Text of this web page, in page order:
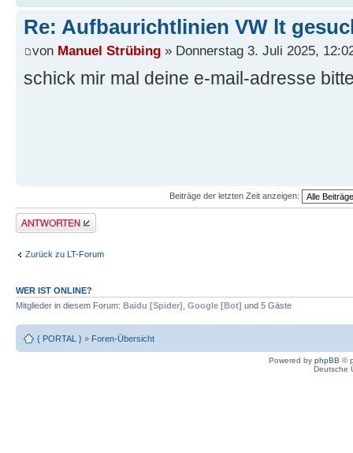
Re: Aufbaurichtlinien VW lt
von Manuel Strübing » Donnerstag 3. Juli 2025,
schick mir mal deine e-mail-adresse
Beiträge der letzten Zeit anzeigen:
Antwort erstellen
Zurück zu LT-Forum
WER IST ONLINE?
Mitglieder in diesem Forum: Baidu [Spider] Google [Bot] und 5 Gäste
{ PORTAL } » Foren-Übersicht
Powered by phpBB ©
Deutsche